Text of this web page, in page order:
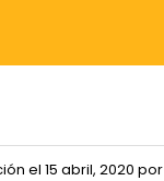
el 15 abril, 2020 por